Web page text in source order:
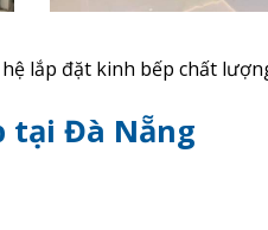
lắp đặt kinh bếp chất
tại Đà Nẵng